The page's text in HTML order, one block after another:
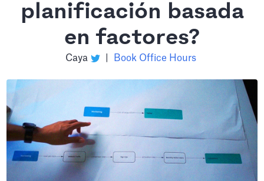
planificación basada
en factores?
Caya Book Office Hours